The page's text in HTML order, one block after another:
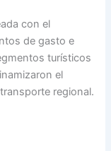
con el
de gasto e
turísticos
el
regional.